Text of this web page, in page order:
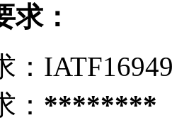
求：
： IATF16949
： ********